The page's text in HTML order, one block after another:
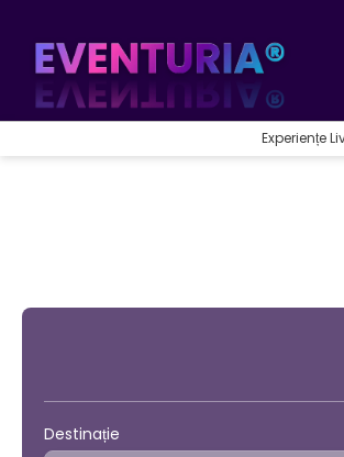
Experiențe
Destinație